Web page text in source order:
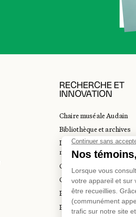
RECHERCHE ET
INNOVATION
Chaire muséale Audain
Bibliothèque et archives
Incubateur d’innovations
muséales
Guide de numérisation 3D
Commandes d'images
Prix en art actuel
Prix Lynne-Cohen